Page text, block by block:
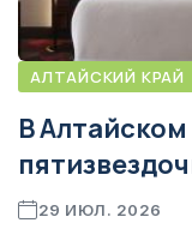
АЛТАЙСКИЙ КРАЙ
В
29 ИЮЛ. 2026